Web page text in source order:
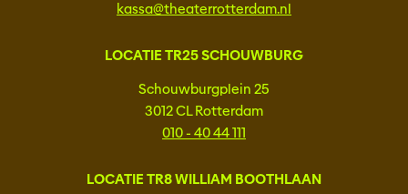
kassa@theaterrotterdam.nl
LOCATIE TR25 SCHOUWBURG
Schouwburgplein 25
3012 CL Rotterdam
010 - 40 44 111
LOCATIE TR8 WILLIAM BOOTHLAAN